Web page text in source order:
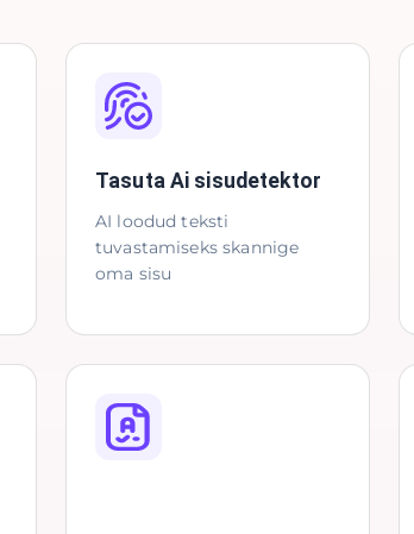
Tasuta Ai sisudetektor
AI loodud teksti
tuvastamiseks skannige
oma sisu